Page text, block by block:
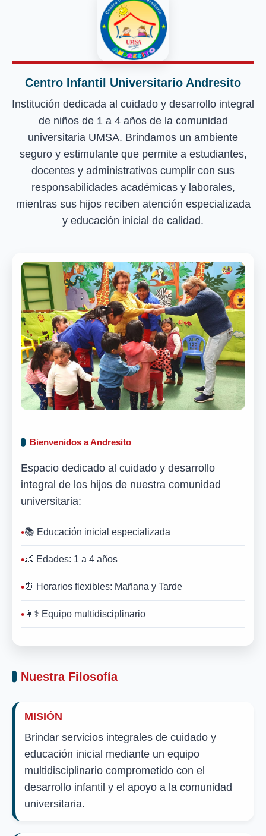
Centro Infantil Universitario Andresito
Institución dedicada al cuidado y desarrollo integral
de niños de 1 a 4 años de la comunidad
universitaria UMSA. Brindamos un ambiente
seguro y estimulante que permite a estudiantes,
docentes y administrativos cumplir con sus
responsabilidades académicas y laborales,
mientras sus hijos reciben atención especializada
y educación inicial de calidad.
Bienvenidos a Andresito
Espacio dedicado al cuidado y desarrollo
integral de los hijos de nuestra comunidad
universitaria:
📚 Educación inicial especializada
👶 Edades: 1 a 4 años
⏰ Horarios flexibles: Mañana y Tarde
👩⚕️ Equipo multidisciplinario
Nuestra Filosofía
MISIÓN
Brindar servicios integrales de cuidado y
educación inicial mediante un equipo
multidisciplinario comprometido con el
desarrollo infantil y el apoyo a la comunidad
universitaria.